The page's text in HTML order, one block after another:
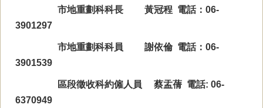
市地重劃科科長 黃冠程 電話：06-
3901297
市地重劃科科員 謝依倫 電話：06-
3901539
區段徵收科約僱人員 蔡盂蒨 電話: 06-
6370949